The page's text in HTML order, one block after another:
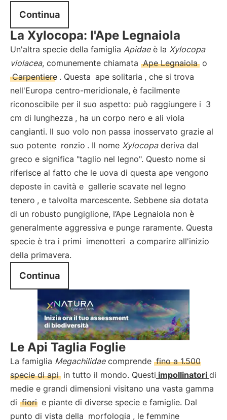
Continua
La Xylocopa: l'Ape Legnaiola
Un'altra specie della famiglia Apidaeè la Xylocopa
violacea, comunemente chiamata Ape Legnaiola o
Carpentiere . Questa ape solitaria , che si trova
nell'Europa centro-meridionale, è facilmente
riconoscibile per il suo aspetto: può raggiungere i 3
cm di lunghezza , ha un corpo nero e ali viola
cangianti. Il suo volo non passa inosservato grazie al
suo potente ronzio . Il nome Xylocopaderiva dal
greco e significa "taglio nel legno". Questo nome si
riferisce al fatto che le uova di questa ape vengono
deposte in cavità e gallerie scavate nel legno
tenero , e talvolta marcescente. Sebbene sia dotata
di un robusto pungiglione, l’Ape Legnaiola non è
generalmente aggressiva e punge raramente. Questa
specie è tra i primi imenotteri a comparire all'inizio
della primavera.
Continua
Le Api Taglia Foglie
La famiglia Megachilidaecomprende fino a 1.500
specie di api in tutto il mondo. Questi impollinatori di
medie e grandi dimensioni visitano una vasta gamma
di fiori e piante di diverse specie e famiglie. Dal
punto di vista della morfologia , le femmine